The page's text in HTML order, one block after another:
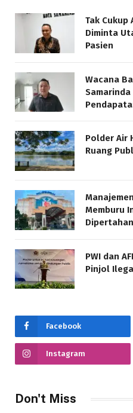
Tak Cukup
Diminta
Pasien
Wacana
Polder Air
Ruang
Memburu
PWI dan
Pinjol
Facebook
Instagram
Don't Miss